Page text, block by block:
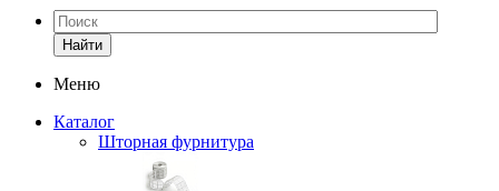
Найти
Меню
Каталог
Шторная фурнитура